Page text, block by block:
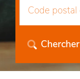
Chercher